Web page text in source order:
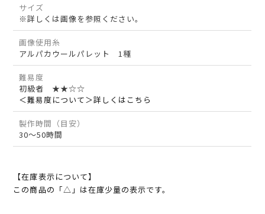
サイズ
※詳しくは画像を参照ください。
画像使用糸
アルパカウールパレット 1種
難易度
初級者 ★★☆☆
＜難易度について＞詳しくはこちら
製作時間（目安）
30～50時間
【在庫表示について】
この商品の「△」は在庫少量の表示です。